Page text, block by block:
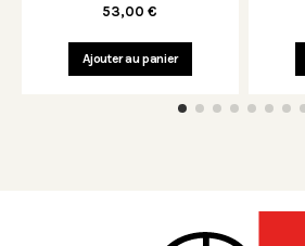
53,00 €
Ajouter au panier